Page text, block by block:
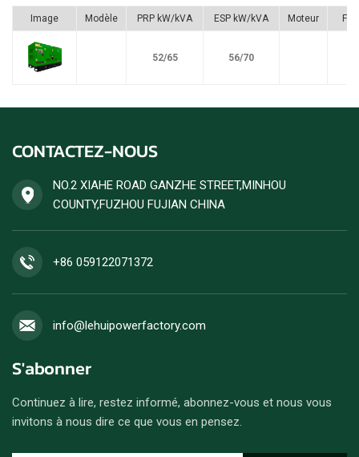
Image Modèle PRP kW/kVA ESP kW/kVA Moteur
52/65 56/70
CONTACTEZ-NOUS
NO.2 XIAHE ROAD GANZHE STREET,MINHOU
COUNTY,FUZHOU FUJIAN CHINA
+86 059122071372
info@lehuipowerfactory.com
S'abonner
Continuez à lire, restez informé, abonnez-vous et nous vous
invitons à nous dire ce que vous en pensez.